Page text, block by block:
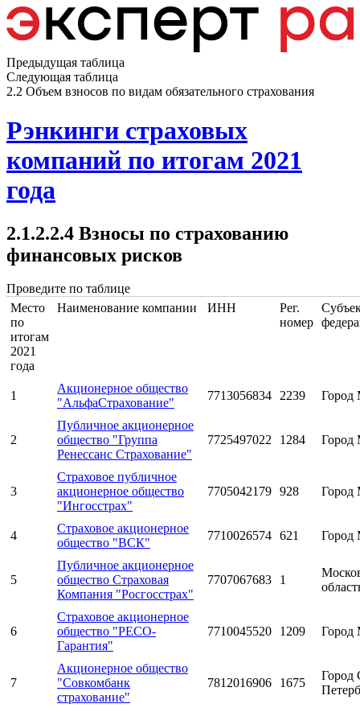
Предыдущая таблица
Следующая таблица
2.2 Объем взносов по видам обязательного страхования
Рэнкинги страховых
компаний по итогам 2021
года
2.1.2.2.4 Взносы по страхованию
финансовых рисков
Проведите по таблице
Место
по
итогам
2021
года
Наименование компании ИНН
Рег.
номер
1
Акционерное общество
"АльфаСтрахование"
7713056834 2239 Город
2
Публичное акционерное
общество "Группа
Ренессанс Страхование"
7725497022 1284 Город
3
Страховое публичное
акционерное общество
"Ингосстрах"
7705042179 928 Город
4
Страховое акционерное
общество "ВСК"
7710026574 621 Город
5
Публичное акционерное
общество Страховая
Компания "Росгосстрах"
7707067683 1
6
Страховое акционерное
общество "РЕСО-
Гарантия"
7710045520 1209 Город
7
Акционерное общество
"Совкомбанк
страхование"
7812016906 1675
Город